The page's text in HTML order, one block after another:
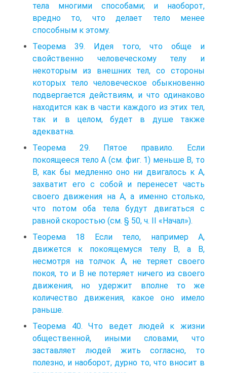
тела многими способами; и наоборот,
вредно то, что делает тело менее
способным к этому.
Теорема 39. Идея того, что обще и
свойственно человеческому телу и
некоторым из внешних тел, со стороны
которых тело человеческое обыкновенно
подвергается действиям, и что одинаково
находится как в части каждого из этих тел,
так и в целом, будет в душе также
адекватна.
Теорема 29. Пятое правило. Если
покоящееся тело А (см. фиг. 1) меньше В, то
В, как бы медленно оно ни двигалось к А,
захватит его с собой и перенесет часть
своего движения на А, а именно столько,
что потом оба тела будут двигаться с
равной скоростью (см. § 50, ч. II «Начал»).
Теорема 18 Если тело, например А,
движется к покоящемуся телу В, а В,
несмотря на толчок А, не теряет своего
покоя, то и В не потеряет ничего из своего
движения, но удержит вполне то же
количество движения, какое оно имело
раньше.
Теорема 40. Что ведет людей к жизни
общественной, иными словами, что
заставляет людей жить согласно, то
полезно, и наоборот, дурно то, что вносит в